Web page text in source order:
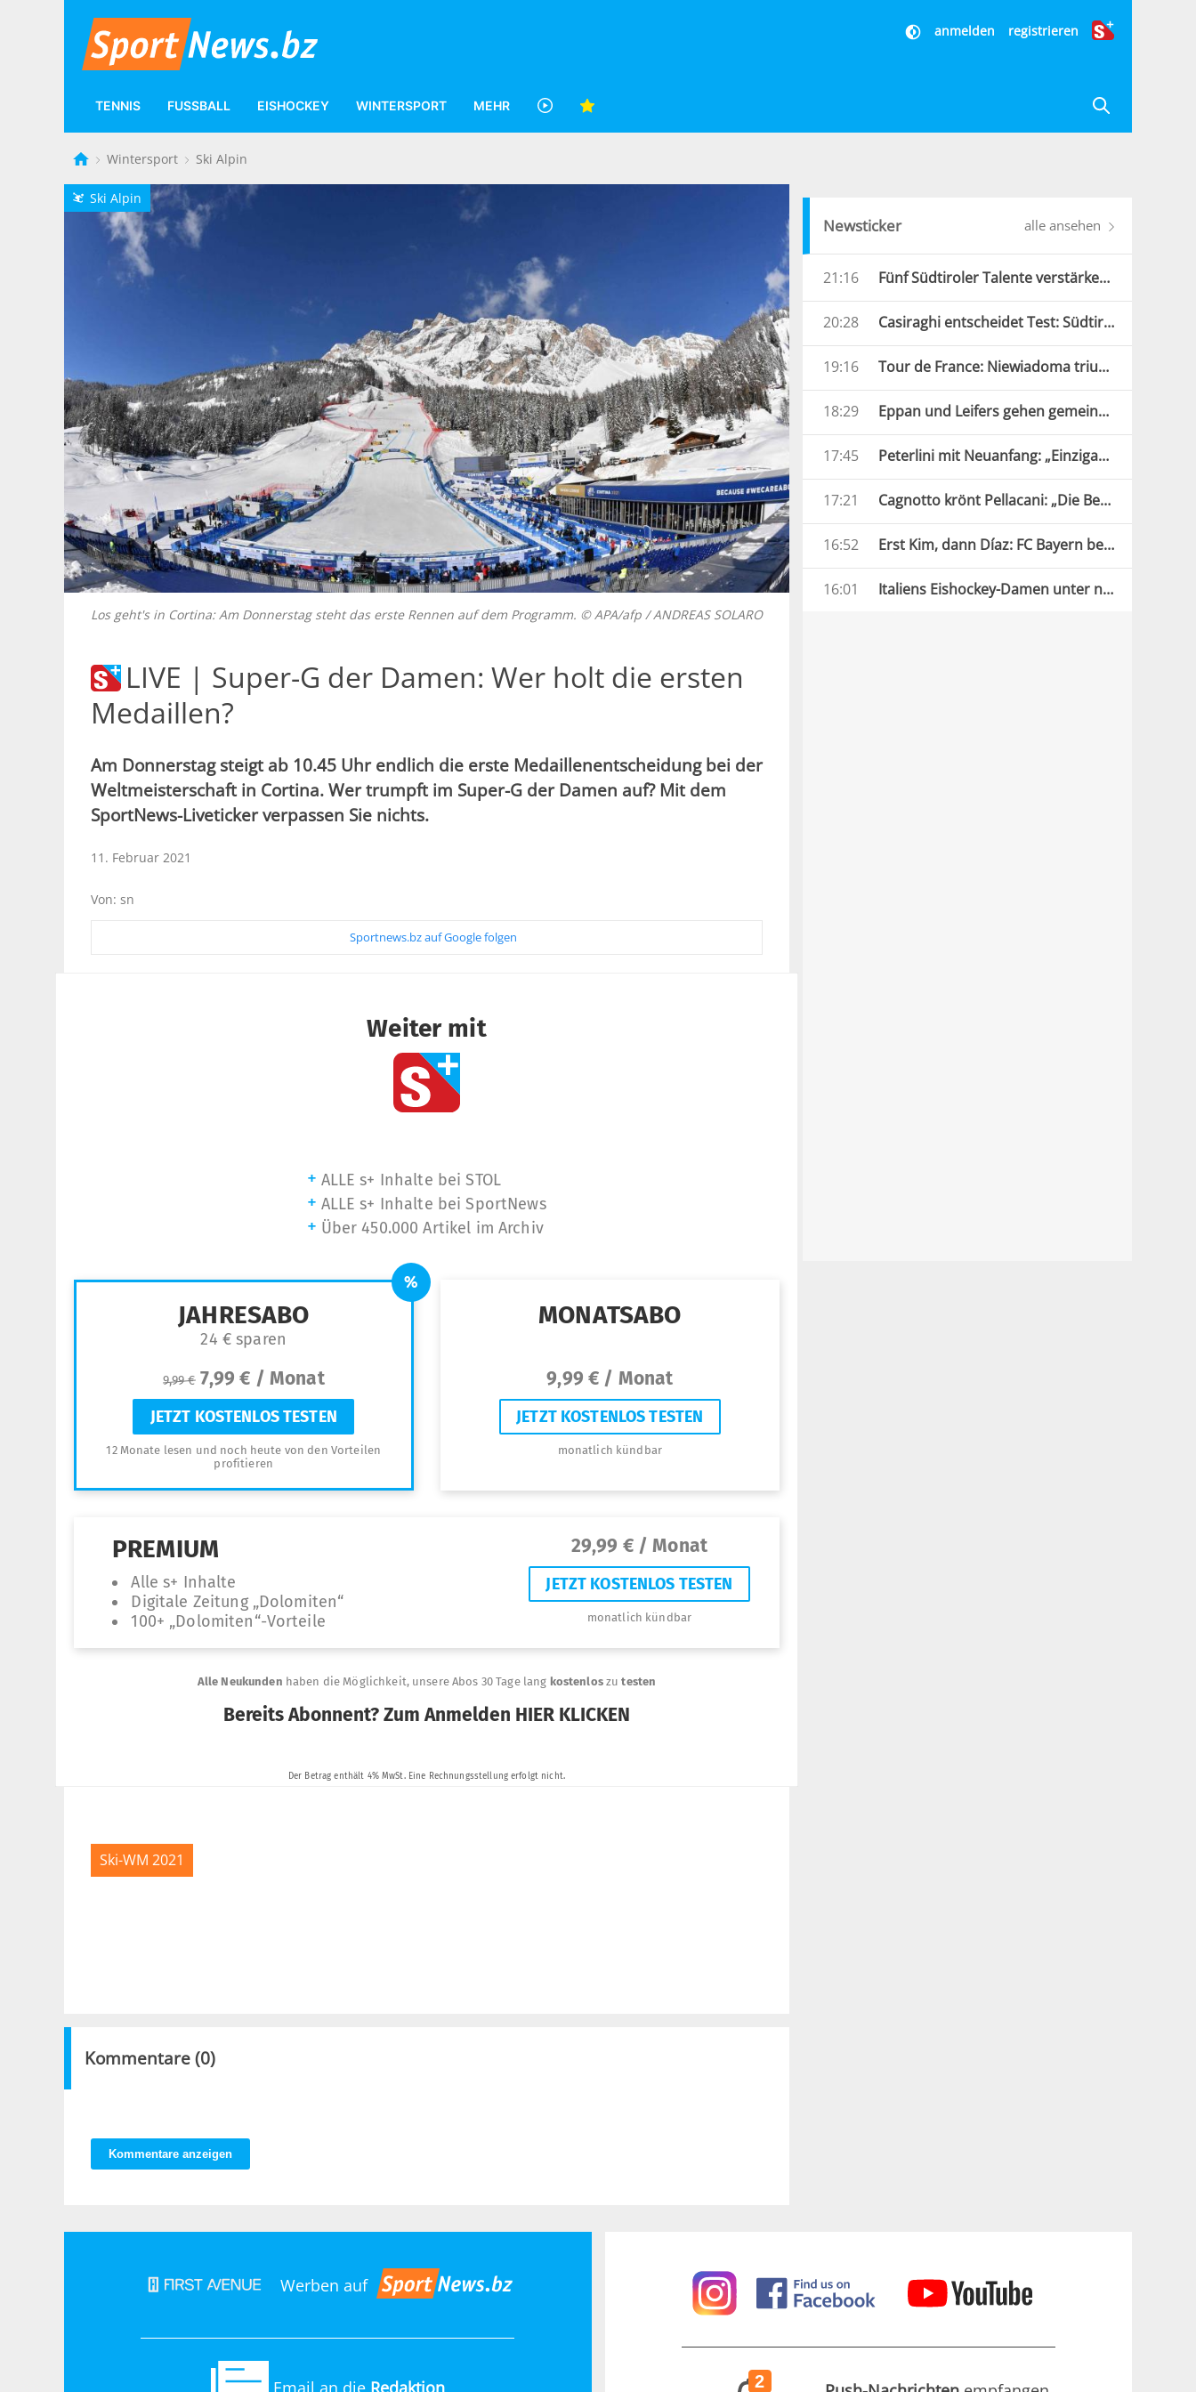
anmelden registrieren
TENNIS FUSSBALL EISHOCKEY WINTERSPORT MEHR
Wintersport Ski Alpin
L Ski Alpin
Los geht's in Cortina: Am Donnerstag steht das erste Rennen auf dem Programm. © APA/afp / ANDREAS SOLARO
LIVE | Super-G der Damen: Wer holt die ersten
Medaillen?
Am Donnerstag steigt ab 10.45 Uhr endlich die erste Medaillenentscheidung bei der
Weltmeisterschaft in Cortina. Wer trumpft im Super-G der Damen auf? Mit dem
SportNews-Liveticker verpassen Sie nichts.
11. Februar 2021
Von: sn
Sportnews.bz auf Google folgen
Ski-WM 2021
Kommentare (0)
Kommentare anzeigen
Newsticker alle ansehen
21:16 Fünf Südtiroler Talente verstärken die Carabinieri
20:28 Casiraghi entscheidet Test: Südtirol bezwingt Verona
19:16 Tour de France: Niewiadoma triumphiert am Mont Ventoux
18:29 Eppan und Leifers gehen gemeinsame Wege
17:45 Peterlini mit Neuanfang: „Einzigartige und verrückte Jahre“
17:21 Cagnotto krönt Pellacani: „Die Beste Europas“
16:52 Erst Kim, dann Díaz: FC Bayern besiegt Aston Villa
16:01 Italiens Eishockey-Damen unter neuer Führung
Werben auf
2